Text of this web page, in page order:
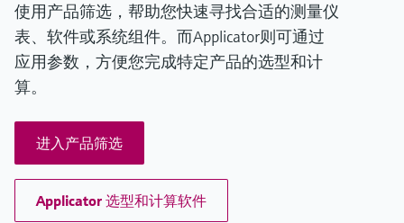
使用产品筛选，帮助您快速寻找合适的测量仪
表、软件或系统组件。而Applicator则可通过
应用参数，方便您完成特定产品的选型和计
算。
进入产品筛选
Applicator 选型和计算软件